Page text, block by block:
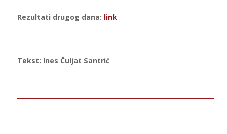
Rezultati drugog dana: link
Tekst: Ines Čuljat Santrić